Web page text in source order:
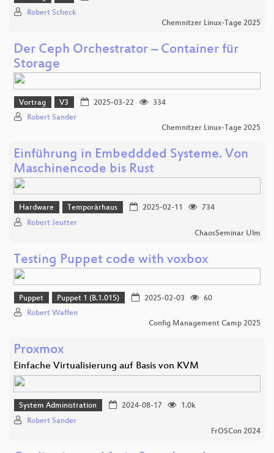
Robert Scheck
Chemnitzer Linux-Tage 2025
Der Ceph Orchestrator – Container für
Storage
Vortrag V3 2025-03-22
334
Robert Sander
Chemnitzer Linux-Tage 2025
Einführung in Embeddded Systeme. Von
Maschinencode bis Rust
Hardware Temporärhaus 2025-02-11
734
Robert Jeutter
ChaosSeminar Ulm
Testing Puppet code with voxbox
Puppet Puppet 1 (B.1.015) 2025-02-03
60
Robert Waffen
Config Management Camp 2025
Proxmox
Einfache Virtualisierung auf Basis von KVM
System Administration 2024-08-17
1.0k
Robert Sander
FrOSCon 2024